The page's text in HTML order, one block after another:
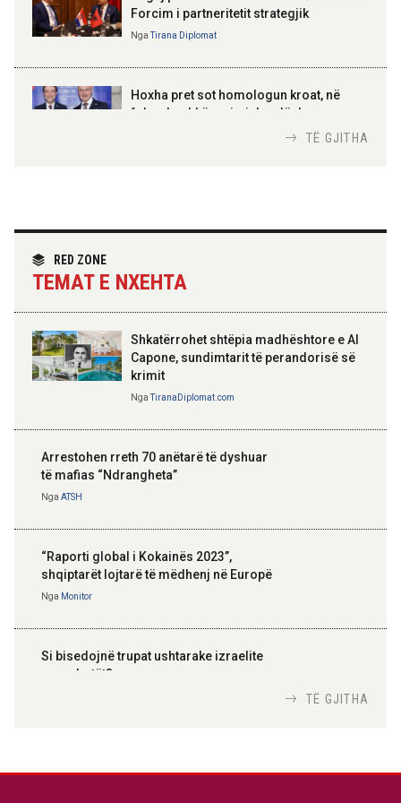
100-vjetori i themelimit të
Urdhrit të Skënderbeut
Forcim i partneritetit strategjik
NgaTirana Diplomat
Hoxha pret sot homologun kroat, në
fokus bashkëpunimi dypalësh
partneritetit strategjik
TË GJITHA
RED ZONE
TEMAT E NXEHTA
Shkatërrohet shtëpia madhështore e Al
Capone, sundimtarit të perandorisë së
krimit
NgaTiranaDiplomat.com
Arrestohen rreth 70 anëtarë të dyshuar
të mafias “Ndrangheta”
Nga ATSH
“Raporti global i Kokainës 2023”,
shqiptarët lojtarë të mëdhenj në Europë
Nga Monitor
Si bisedojnë trupat ushtarake izraelite
me robotët?
inteligjente izraelite
TË GJITHA